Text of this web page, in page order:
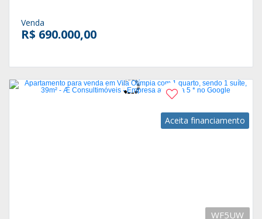
Venda
R$ 690.000,00
Aceita financiamento
WF5UW